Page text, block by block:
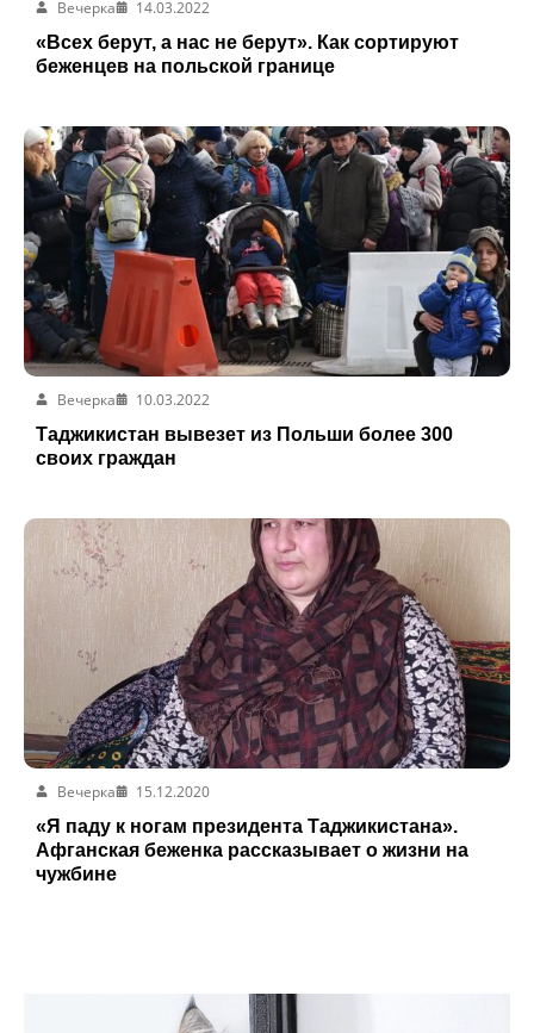
Вечерка
14.03.2022
«Всех берут, а нас не берут». Как сортируют
беженцев на польской границе
Вечерка
10.03.2022
Таджикистан вывезет из Польши более 300
своих граждан
Вечерка
15.12.2020
«Я паду к ногам президента Таджикистана».
Афганская беженка рассказывает о жизни на
чужбине